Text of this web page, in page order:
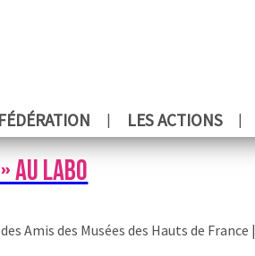
LES ACTIONS
AU LABO
Amis des Musées des Hauts de France |